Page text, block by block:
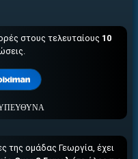
στους τελευταίους 10
ΥΠΕΥΘΥΝΑ
της ομάδας Γεωργία, έχει